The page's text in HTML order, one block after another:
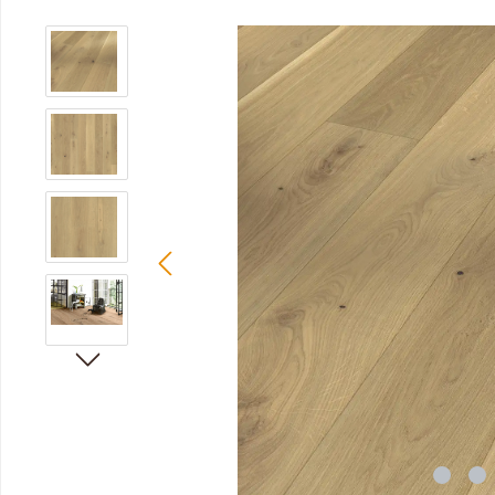
Bildergalerie überspringen